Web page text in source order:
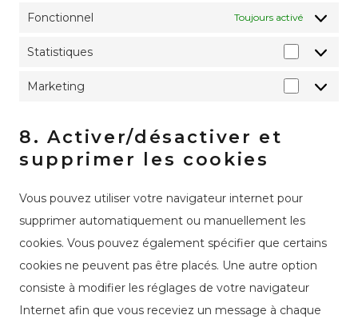
Fonctionnel Toujours activé
Statistiques
Marketing
8. Activer/désactiver et
supprimer les cookies
Vous pouvez utiliser votre navigateur internet pour
supprimer automatiquement ou manuellement les
cookies. Vous pouvez également spécifier que certains
cookies ne peuvent pas être placés. Une autre option
consiste à modifier les réglages de votre navigateur
Internet afin que vous receviez un message à chaque